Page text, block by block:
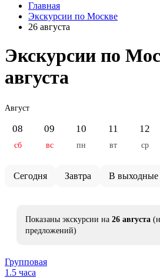
Главная
Экскурсии по Москве
26 августа
Экскурсии по
августа
Август
08
сб
09
вс
10
пн
11
вт
12
ср
Сегодня Завтра В выходные
Показаны экскурсии на 26 августа
предложений)
Групповая
1.5 часа